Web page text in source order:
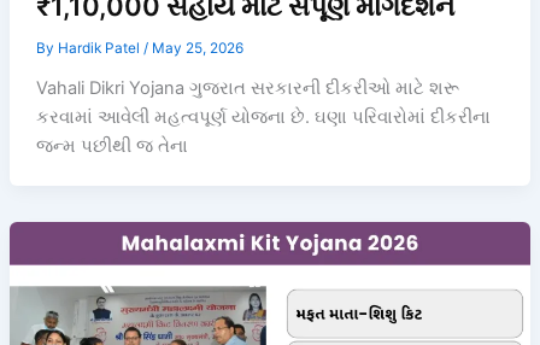
By Hardik Patel / May 25, 2026
Vahali Dikri Yojana ગુજરાત સરકારની દીકરીઓ માટે શરૂ
કરવામાં આવેલી મહત્વપૂર્ણ યોજના છે. ઘણા પરિવારોમાં દીકરીના
જન્મ પછીથી જ તેના